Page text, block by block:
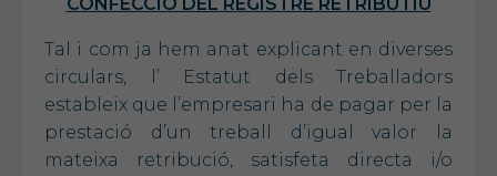
Tal i com ja hem anat explicant en diverses
circulars, l’ Estatut dels Treballadors
estableix que l’empresari ha de pagar per la
prestació d’un treball d’igual valor la
mateixa retribució, satisfeta directa i/o